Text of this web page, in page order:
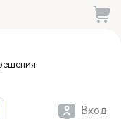
Вход